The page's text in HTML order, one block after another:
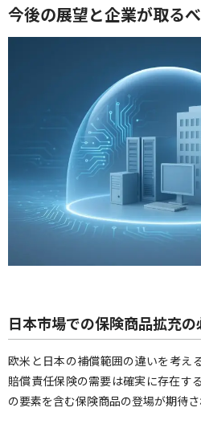
今後の展望と企業が取る
日本市場での保険商品拡充の
欧米と日本の補償範囲の違いを考え
賠償責任保険の需要は確実に存在す
の要素を含む保険商品の登場が期待さ